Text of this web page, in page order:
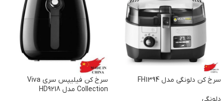
سرخ کن دلونگی مدل FH1394
سرخ کن فیلیپس سری Viva
Collection مدل HD9218